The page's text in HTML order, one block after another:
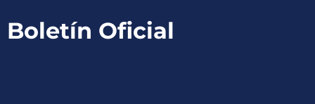
Boletín Oficial